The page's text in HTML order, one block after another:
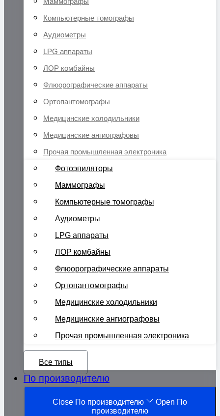
Компьютерные томографы
Аудиометры
LPG аппараты
ЛОР комбайны
Флюорографические аппараты
Ортопантомографы
Медицинские холодильники
Медицинские ангиографовы
Прочая промышленная электроника
Фотоэпиляторы
Маммографы
Компьютерные томографы
Аудиометры
LPG аппараты
ЛОР комбайны
Флюорографические аппараты
Ортопантомографы
Медицинские холодильники
Медицинские ангиографовы
Прочая промышленная электроника
Все типы
По производителю
Close По производителю
Open По
производителю